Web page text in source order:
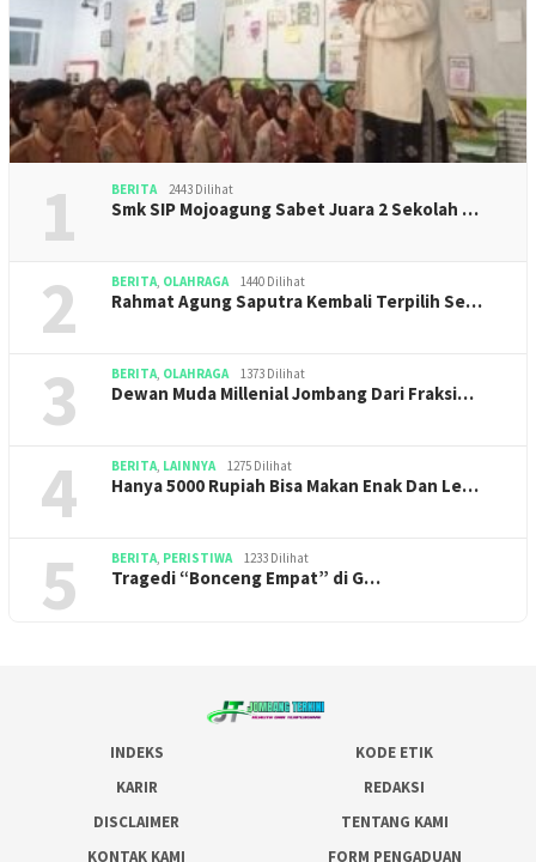
1 BERITA 2443 Dilihat
Smk SIP Mojoagung Sabet Juara 2 Sekolah …
2 BERITA OLAHRAGA 1440 Dilihat
Rahmat Agung Saputra Kembali Terpilih Se…
3 BERITA OLAHRAGA 1373 Dilihat
Dewan Muda Millenial Jombang Dari Fraksi…
4 BERITA LAINNYA 1275 Dilihat
Hanya 5000 Rupiah Bisa Makan Enak Dan Le…
5 BERITA PERISTIWA 1233 Dilihat
Tragedi “Bonceng Empat” di G…
INDEKS
KODE ETIK
KARIR
REDAKSI
DISCLAIMER
TENTANG KAMI
KONTAK KAMI
FORM PENGADUAN